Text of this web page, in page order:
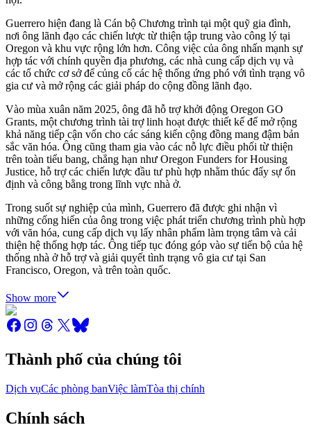
Guerrero hiện đang là Cán bộ Chương trình tại một quỹ gia đình,
nơi ông lãnh đạo các chiến lược từ thiện tập trung vào công lý tại
Oregon và khu vực rộng lớn hơn. Công việc của ông nhấn mạnh sự
hợp tác với chính quyền địa phương, các nhà cung cấp dịch vụ và
các tổ chức cơ sở để củng cố các hệ thống ứng phó với tình trạng vô
gia cư và mở rộng các giải pháp do cộng đồng lãnh đạo.
Vào mùa xuân năm 2025, ông đã hỗ trợ khởi động Oregon GO
Grants, một chương trình tài trợ linh hoạt được thiết kế để mở rộng
khả năng tiếp cận vốn cho các sáng kiến cộng đồng mang đậm bản
sắc văn hóa. Ông cũng tham gia vào các nỗ lực điều phối từ thiện
trên toàn tiểu bang, chẳng hạn như Oregon Funders for Housing
Justice, hỗ trợ các chiến lược đầu tư phù hợp nhằm thúc đẩy sự ổn
định và công bằng trong lĩnh vực nhà ở.
Trong suốt sự nghiệp của mình, Guerrero đã được ghi nhận vì
những cống hiến của ông trong việc phát triển chương trình phù hợp
với văn hóa, cung cấp dịch vụ lấy nhân phẩm làm trọng tâm và cải
thiện hệ thống hợp tác. Ông tiếp tục đóng góp vào sự tiến bộ của hệ
thống nhà ở hỗ trợ và giải quyết tình trạng vô gia cư tại San
Francisco, Oregon, và trên toàn quốc.
Show more
Thành phố của chúng tôi
Dịch vụCác phòng banViệc làmTòa thị chính
Chính sách